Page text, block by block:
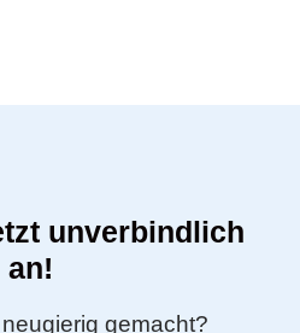
unverbindlich
an!
gemacht?